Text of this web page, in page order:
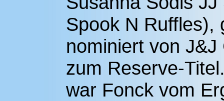
Spook N Ruffles),
nominiert von
zum Reserve-
war Fonck vom